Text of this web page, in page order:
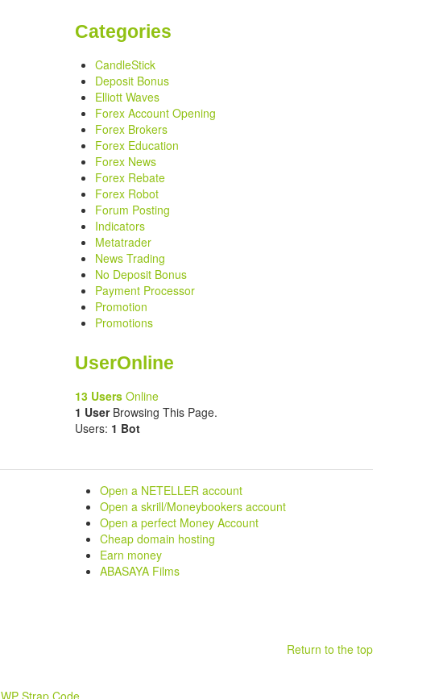
Categories
CandleStick
Deposit Bonus
Elliott Waves
Forex Account Opening
Forex Brokers
Forex Education
Forex News
Forex Rebate
Forex Robot
Forum Posting
Indicators
Metatrader
News Trading
No Deposit Bonus
Payment Processor
Promotion
Promotions
UserOnline
13 Users Online
1 UserBrowsing This Page.
Users: 1 Bot
Open a NETELLER account
Open a skrill/Moneybookers account
Open a perfect Money Account
Cheap domain hosting
Earn money
ABASAYA Films
Return to the top
WP Strap Code.